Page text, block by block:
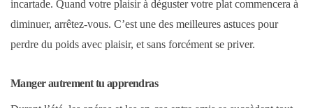
incartade. Quand votre plaisir à déguster votre plat commencera à
diminuer, arrêtez-vous. C’est une des meilleures astuces pour
perdre du poids avec plaisir, et sans forcément se priver.
Manger autrement tu apprendras